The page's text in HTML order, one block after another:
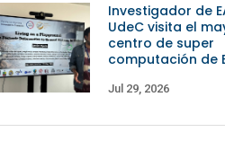
Investigador de
UdeC visita el
centro de super
computación de
Jul 29, 2026